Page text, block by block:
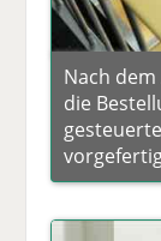
Nach
die